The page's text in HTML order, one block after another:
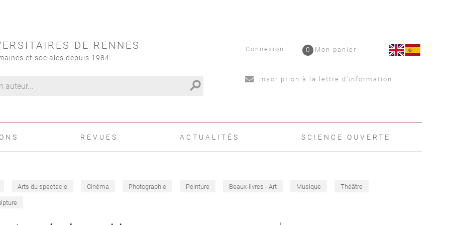
DE RENNES
et sociales depuis 1984
search
Connexion Mon panier
0
Inscription à la lettre d'information
REVUES ACTUALITÉS SCIENCE OUVERTE
Arts du spectacle Cinéma Photographie Peinture Beaux-livres - Art Musique Théâtre